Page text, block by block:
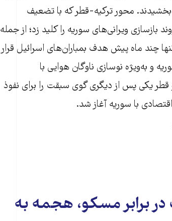
محور ترکیه-قطر که با تضعیف
بازسازی ویرانی‌های سوریه را کلید زد؛ از جمله
چند ماه پیش هدف بمباران‌های اسرائیل قرار
و به‌ویژه نوسازی ناوگان هوایی با
قطر یکی پس از دیگری گوی سبقت را برای نفوذ
با سوریه آغاز شد.
برابر مسکو، هجمه به